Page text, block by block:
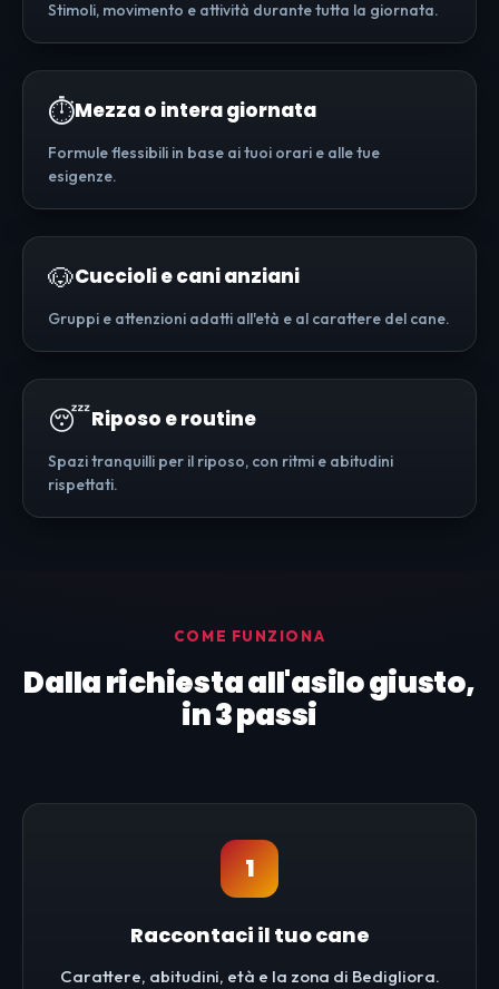
Stimoli, movimento e attività durante tutta la giornata.
⏱️Mezza o intera giornata
Formule flessibili in base ai tuoi orari e alle tue
esigenze.
🐶Cuccioli e cani anziani
Gruppi e attenzioni adatti all'età e al carattere del cane.
😴Riposo e routine
Spazi tranquilli per il riposo, con ritmi e abitudini
rispettati.
COME FUNZIONA
Dalla richiesta all'asilo giusto,
in 3 passi
1
Raccontaci il tuo cane
Carattere, abitudini, età e la zona di Bedigliora.